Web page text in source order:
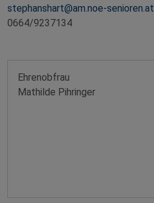
stephanshart@am.noe-senioren.at
0664/9237134
Ehrenobfrau
Mathilde Pihringer